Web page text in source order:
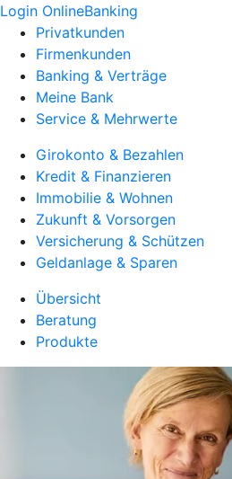
Login OnlineBanking
Privatkunden
Firmenkunden
Banking & Verträge
Meine Bank
Service & Mehrwerte
Girokonto & Bezahlen
Kredit & Finanzieren
Immobilie & Wohnen
Zukunft & Vorsorgen
Versicherung & Schützen
Geldanlage & Sparen
Übersicht
Beratung
Produkte